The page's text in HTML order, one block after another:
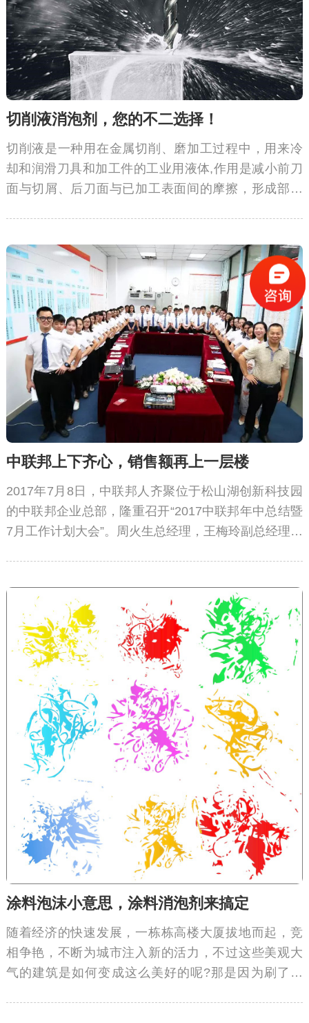
切削液消泡剂，您的不二选择！
切削液是一种用在金属切削、磨加工过程中，用来冷
却和润滑刀具和加工件的工业用液体,作用是减小前刀
面与切屑、后刀面与已加工表面间的摩擦，形成部分
保持其原有的良好性能，基本情况下会添加一定量的
切削液消泡剂。
中联邦上下齐心，销售额再上一层楼
2017年7月8日，中联邦人齐聚位于松山湖创新科技园
的中联邦企业总部，隆重召开“2017中联邦年中总结暨
7月工作计划大会”。周火生总经理，王梅玲副总经理出
涂料泡沫小意思，涂料消泡剂来搞定
随着经济的快速发展，一栋栋高楼大厦拔地而起，竞
相争艳，不断为城市注入新的活力，不过这些美观大
气的建筑是如何变成这么美好的呢?那是因为刷了涂